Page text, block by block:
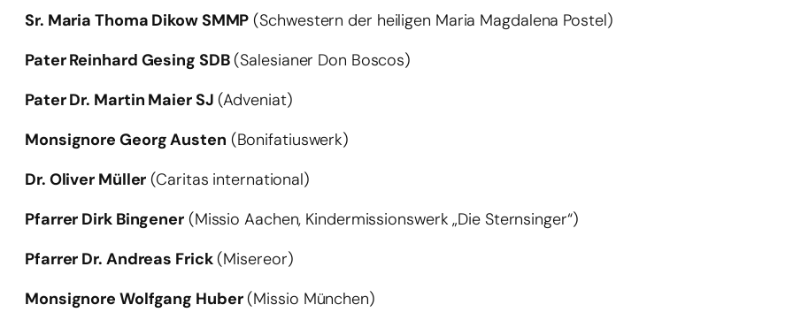
Sr. Maria Thoma Dikow SMMP (Schwestern der heiligen Maria Magdalena Postel)
Pater Reinhard Gesing SDB(Salesianer Don Boscos)
Pater Dr. Martin Maier SJ (Adveniat)
Monsignore Georg Austen (Bonifatiuswerk)
Dr. Oliver Müller (Caritas international)
Pfarrer Dirk Bingener(Missio Aachen, Kindermissionswerk „Die Sternsinger“)
Pfarrer Dr. Andreas Frick(Misereor)
Monsignore Wolfgang Huber(Missio München)